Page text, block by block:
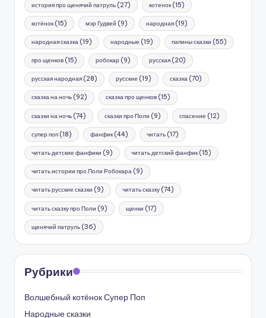
история про щенячий патруль (27) котенок(15)
котёнок(15) мэр Гудвей (9) народная(19)
народная сказка (19) народные (19) папины сказки (55)
про щенков (15) робокар (9) русская(20)
русская народная (28) русские (19) сказка(70)
сказка на ночь (92) сказка про щенков(15)
сказки на ночь (74) сказки про Поли (9) спасение (12)
супер поп (18) фанфик(44) читать(17)
читать детские фанфики (9) читать детский фанфик(15)
читать истории про Поли Робокара (9)
читать русские сказки (9) читать сказку(74)
читать сказку про Поли (9) щенки (17)
щенячий патруль (36)
Рубрики
Волшебный котёнок Супер Поп
Народные сказки